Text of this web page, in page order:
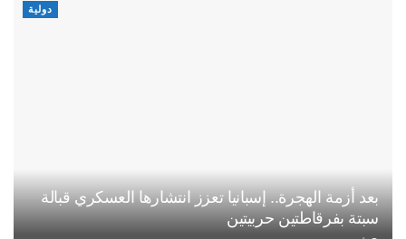
دولية
بعد أزمة الهجرة.. إسبانيا تعزز انتشارها العسكري قبالة
سبتة بفرقاطتين حربيتين